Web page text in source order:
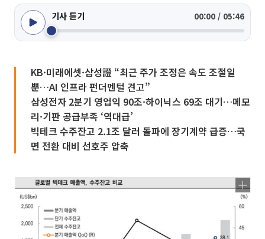
기사 듣기 00:00 / 05:46
KB·미래에셋·삼성證 “최근 주가 조정은 속도 조절일
뿐…AI 인프라 펀더멘털 견고”
삼성전자 2분기 영업익 90조·하이닉스 69조 대기…메모
리·기판 공급부족 ‘역대급’
빅테크 수주잔고 2.1조 달러 돌파에 장기계약 급증…국
면 전환 대비 선호주 압축